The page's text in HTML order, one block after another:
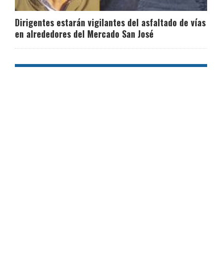
Dirigentes estarán vigilantes del asfaltado de vías
en alrededores del Mercado San José